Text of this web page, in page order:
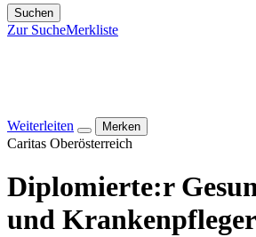
Suchen
Zur SucheMerkliste
Weiterleiten Merken
Caritas Oberösterreich
Diplomierte:r
und